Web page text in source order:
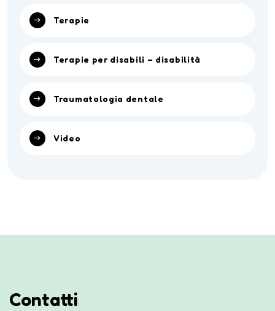
Terapie
Terapie per disabili – disabilità
Traumatologia dentale
Video
Contatti